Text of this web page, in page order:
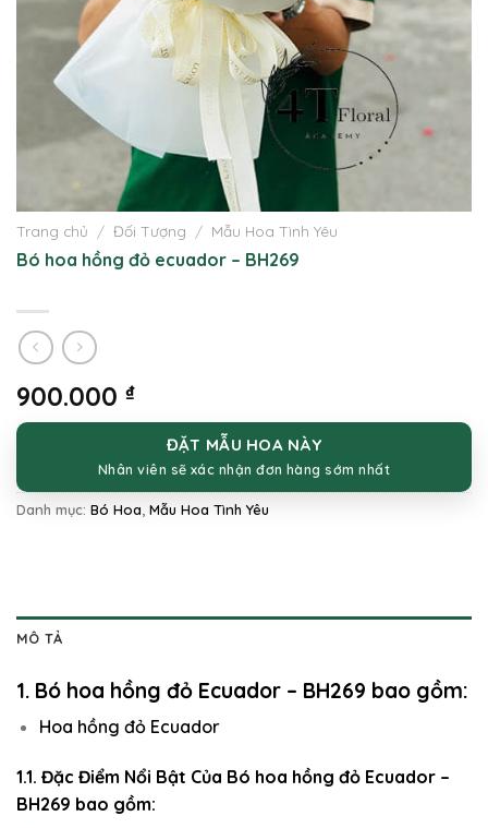
Trang chủ / Đối Tượng / Mẫu Hoa Tình Yêu
Bó hoa hồng đỏ ecuador – BH269
900.000 ₫
ĐẶT MẪU HOA NÀY
Nhân viên sẽ xác nhận đơn hàng sớm nhất
Danh mục: Bó Hoa Mẫu Hoa Tình Yêu
MÔ TẢ
1. Bó hoa hồng đỏ Ecuador – BH269 bao gồm:
Hoa hồng đỏ Ecuador
1.1. Đặc Điểm Nổi Bật Của Bó hoa hồng đỏ Ecuador –
BH269 bao gồm: